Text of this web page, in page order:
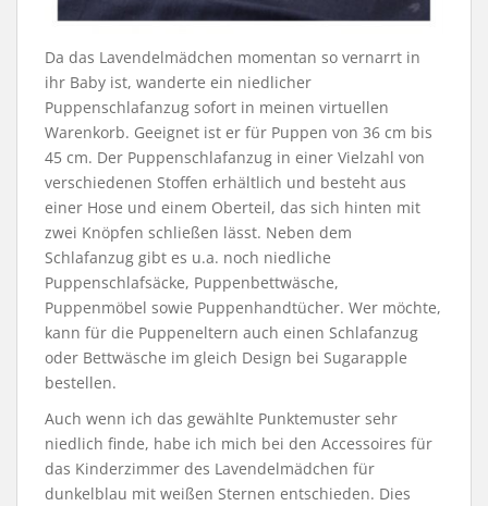
Da das Lavendelmädchen momentan so vernarrt in
ihr Baby ist, wanderte ein niedlicher
Puppenschlafanzug sofort in meinen virtuellen
Warenkorb. Geeignet ist er für Puppen von 36 cm bis
45 cm. Der Puppenschlafanzug in einer Vielzahl von
verschiedenen Stoffen erhältlich und besteht aus
einer Hose und einem Oberteil, das sich hinten mit
zwei Knöpfen schließen lässt. Neben dem
Schlafanzug gibt es u.a. noch niedliche
Puppenschlafsäcke, Puppenbettwäsche,
Puppenmöbel sowie Puppenhandtücher. Wer möchte,
kann für die Puppeneltern auch einen Schlafanzug
oder Bettwäsche im gleich Design bei Sugarapple
bestellen.
Auch wenn ich das gewählte Punktemuster sehr
niedlich finde, habe ich mich bei den Accessoires für
das Kinderzimmer des Lavendelmädchen für
dunkelblau mit weißen Sternen entschieden. Dies